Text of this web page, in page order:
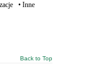
• Inne
Back to Top